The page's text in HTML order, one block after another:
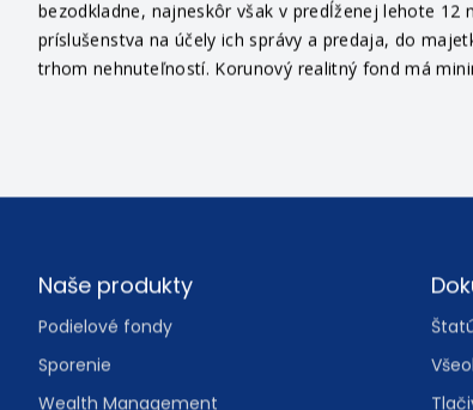
35% hodnoty majetku vo fonde, pričom tento
bezodkladne, najneskôr však v predĺženej lehote
príslušenstva na účely ich správy a predaja, do
Footer
Naše produkty